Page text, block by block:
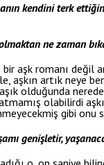
kendini terk
ne zaman
aşk romanı değil
aşkın artık neye
olduğunda
olabilirdi
gibi onu
genişletir,